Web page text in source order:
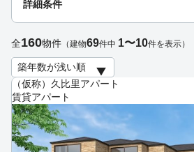
（仮称）久比里アパート
賃貸アパート
詳細条件
全160物件 （建物69件中 1〜10件を表示）